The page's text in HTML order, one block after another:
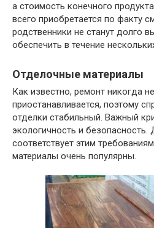
а стоимость конечного
всего приобретается по факту
родственники не станут долго
обеспечить в течение
Отделочные материалы
Как известно, ремонт никогда
приостанавливается, поэтому
отделки стабильный. Важный
экологичность и
соответствует этим
материалы очень популярны.